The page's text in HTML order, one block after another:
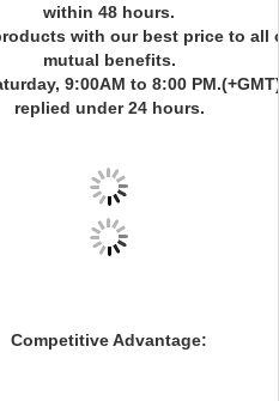
within 48 hours.
with our best price to all
mutual benefits.
9:00AM to 8:00
replied under 24 hours.
Competitive Advantage: